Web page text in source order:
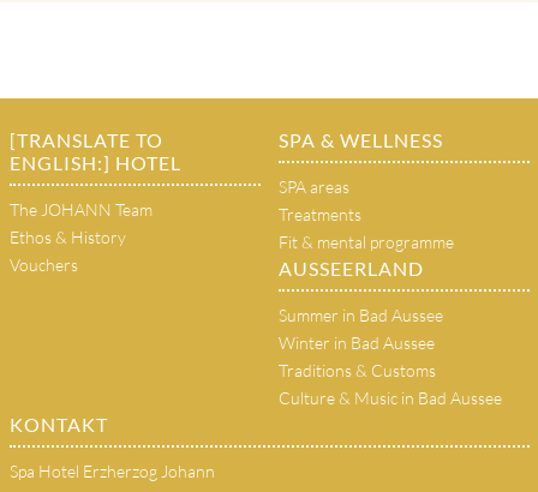
[TRANSLATE TO
ENGLISH:] HOTEL
The JOHANN Team
Ethos & History
Vouchers
SPA & WELLNESS
SPA areas
Treatments
Fit & mental programme
AUSSEERLAND
Summer in Bad Aussee
Winter in Bad Aussee
Traditions & Customs
Culture & Music in Bad Aussee
KONTAKT
Spa Hotel Erzherzog Johann